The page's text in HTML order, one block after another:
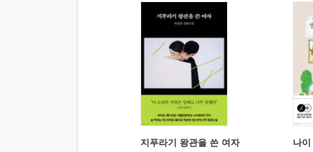
지푸라기 왕관을 쓴 여자 나